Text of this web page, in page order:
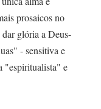
prosaicos no
glória a Deus-
- sensitiva e
"espiritualista" e